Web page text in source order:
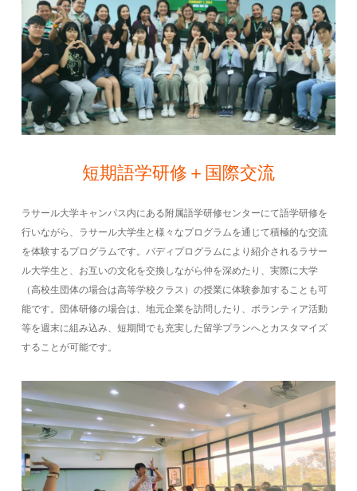
短期語学研修＋国際交流
ラサール大学キャンパス内にある附属語学研修センターにて語学研修を
行いながら、ラサール大学生と様々なプログラムを通じて積極的な交流
を体験するプログラムです。バディプログラムにより紹介されるラサー
ル大学生と、お互いの文化を交換しながら仲を深めたり、実際に大学
（高校生団体の場合は高等学校クラス）の授業に体験参加することも可
能です。団体研修の場合は、地元企業を訪問したり、ボランティア活動
等を週末に組み込み、短期間でも充実した留学プランへとカスタマイズ
することが可能です。